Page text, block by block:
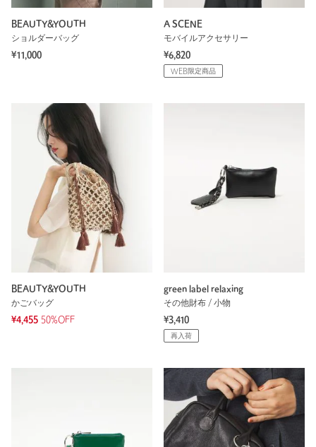
BEAUTY&YOUTH
ショルダーバッグ
¥11,000
A SCENE
モバイルアクセサリー
¥6,820
WEB限定商品
BEAUTY&YOUTH
かごバッグ
¥4,455 50%OFF
green label relaxing
その他財布 / 小物
¥3,410
再入荷